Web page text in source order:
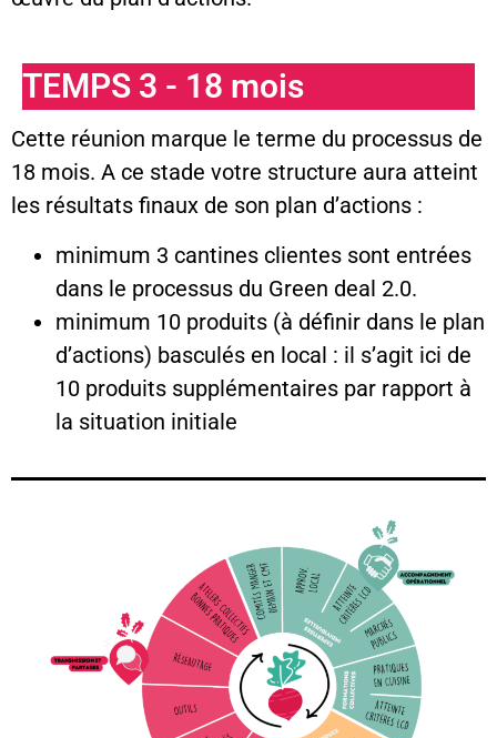
TEMPS 3 - 18 mois
Cette réunion marque le terme du processus de
18 mois. A ce stade votre structure aura atteint
les résultats finaux de son plan d’actions :
minimum 3 cantines clientes sont entrées
dans le processus du Green deal 2.0.
minimum 10 produits (à définir dans le plan
d’actions) basculés en local : il s’agit ici de
10 produits supplémentaires par rapport à
la situation initiale